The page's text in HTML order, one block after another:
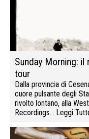
Sunday Morning: il
tour
Dalla provincia di
cuore pulsante degli
rivolto lontano, alla
Recordings… Leggi